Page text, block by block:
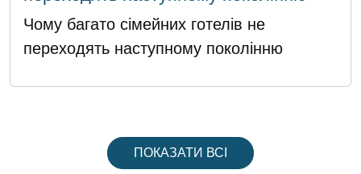
Чому багато сімейних готелів не
переходять наступному поколінню
ПОКАЗАТИ ВСІ